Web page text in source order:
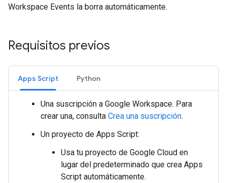
Workspace Events la borra automáticamente.
Requisitos previos
Apps Script Python
Una suscripción a Google Workspace. Para
crear una, consulta Crea una suscripción.
Un proyecto de Apps Script:
Usa tu proyecto de Google Cloud en
lugar del predeterminado que crea Apps
Script automáticamente.